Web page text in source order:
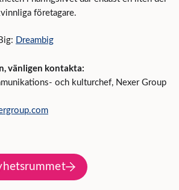
företagare.
Dreambig
, vänligen kontakta:
och kulturchef, Nexer Group